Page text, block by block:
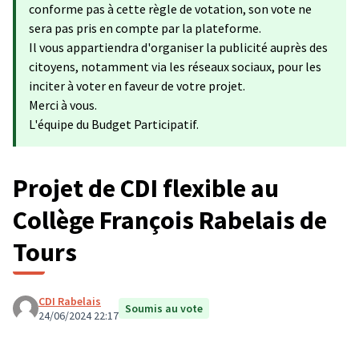
conforme pas à cette règle de votation, son vote ne
sera pas pris en compte par la plateforme.
Il vous appartiendra d'organiser la publicité auprès des
citoyens, notamment via les réseaux sociaux, pour les
inciter à voter en faveur de votre projet.
Merci à vous.
L'équipe du Budget Participatif.
Projet de CDI flexible au
Collège François Rabelais de
Tours
CDI Rabelais
24/06/2024 22:17 Soumis au vote